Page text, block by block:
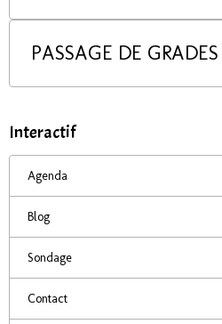
PASSAGE DE
Interactif
Agenda
Blog
Sondage
Contact